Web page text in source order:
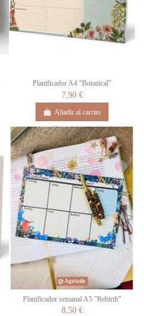
Planificador A4 "Botanical"
7,90 €
Añadir al carrito
Agotado
Planificador semanal A5 "Rebirth"
8,50 €